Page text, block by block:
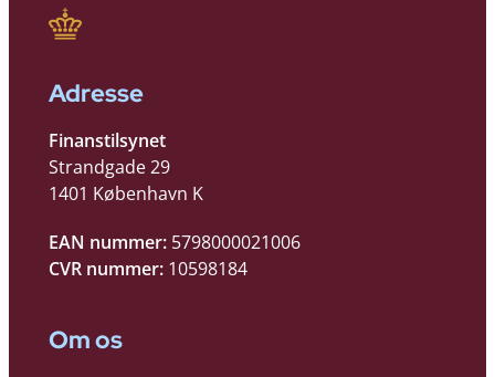
Adresse
Finanstilsynet
Strandgade 29
1401 København K
EAN nummer: 5798000021006
CVR nummer: 10598184
Om os